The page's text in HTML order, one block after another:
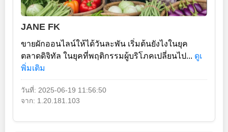
JANE FK
ขายผักออนไลน์ให้ได้วันละพัน เริ่มต้นยังไงในยุค
ตลาดดิจิทัล ในยุคที่พฤติกรรมผู้บริโภคเปลี่ยนไป... ดูเ
พิ่มเติม
วันที่: 2025-06-19 11:56:50
จาก: 1.20.181.103